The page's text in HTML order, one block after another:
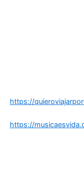
https://
https://